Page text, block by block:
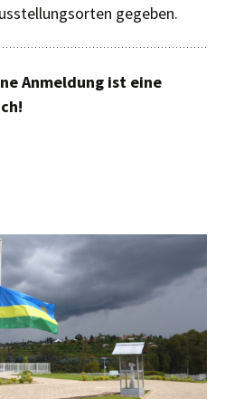
gegeben.
Anmeldung ist eine